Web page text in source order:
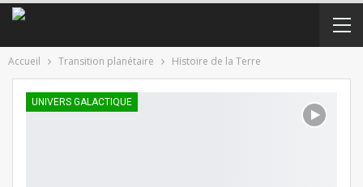
Accueil Transition planétaire Histoire de la Terre
UNIVERS GALACTIQUE